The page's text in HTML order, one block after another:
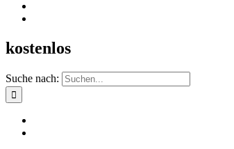
kostenlos
Suche nach: